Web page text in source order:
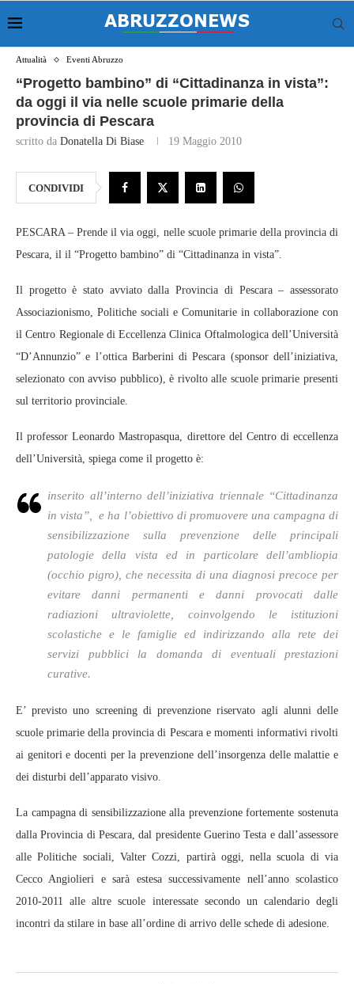
Attualità Eventi Abruzzo
“Progetto bambino” di “Cittadinanza in vista”:
da oggi il via nelle scuole primarie della
provincia di Pescara
scritto da Donatella Di Biase 19 Maggio 2010
CONDIVIDI
PESCARA – Prende il via oggi, nelle scuole primarie della provincia di
Pescara, il il “Progetto bambino” di “Cittadinanza in vista”.
Il progetto è stato avviato dalla Provincia di Pescara – assessorato
Associazionismo, Politiche sociali e Comunitarie in collaborazione con
il Centro Regionale di Eccellenza Clinica Oftalmologica dell’Università
“D’Annunzio” e l’ottica Barberini di Pescara (sponsor dell’iniziativa,
selezionato con avviso pubblico), è rivolto alle scuole primarie presenti
sul territorio provinciale.
Il professor Leonardo Mastropasqua, direttore del Centro di eccellenza
dell’Università, spiega come il progetto è:
inserito all’interno dell’iniziativa triennale “Cittadinanza
in vista”, e ha l’obiettivo di promuovere una campagna di
sensibilizzazione sulla prevenzione delle principali
patologie della vista ed in particolare dell’ambliopia
(occhio pigro), che necessita di una diagnosi precoce per
evitare danni permanenti e danni provocati dalle
radiazioni ultraviolette, coinvolgendo le istituzioni
scolastiche e le famiglie ed indirizzando alla rete dei
servizi pubblici la domanda di eventuali prestazioni
curative.
E’ previsto uno screening di prevenzione riservato agli alunni delle
scuole primarie della provincia di Pescara e momenti informativi rivolti
ai genitori e docenti per la prevenzione dell’insorgenza delle malattie e
dei disturbi dell’apparato visivo.
La campagna di sensibilizzazione alla prevenzione fortemente sostenuta
dalla Provincia di Pescara, dal presidente Guerino Testa e dall’assessore
alle Politiche sociali, Valter Cozzi, partirà oggi, nella scuola di via
Cecco Angiolieri e sarà estesa successivamente nell’anno scolastico
2010-2011 alle altre scuole interessate secondo un calendario degli
incontri da stilare in base all’ordine di arrivo delle schede di adesione.